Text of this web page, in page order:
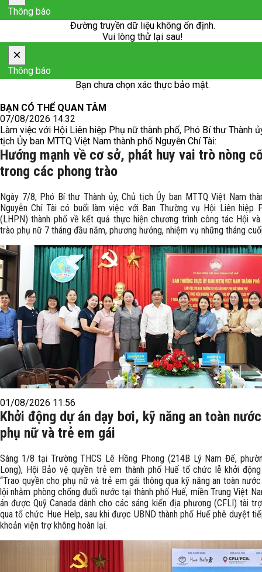
Thông báo
Đường truyền dữ liệu không ổn định.
Vui lòng thử lại sau!
×
Thông báo
Bạn chưa chọn xác thực bảo mật.
BẠN CÓ THỂ QUAN TÂM
07/08/2026 14:32
Làm việc với Hội Liên hiệp Phụ nữ thành phố, Phó Bí thư Thành
tịch Ủy ban MTTQ Việt Nam thành phố Nguyễn Chí Tài:
Hướng mạnh về cơ sở, phát huy vai trò nòng
trong các phong trào
Ngày 7/8, Phó Bí thư Thành ủy, Chủ tịch Ủy ban MTTQ Việt Nam
Nguyễn Chí Tài có buổi làm việc với Ban Thường vụ Hội Liên hiệp
(LHPN) thành phố về kết quả thực hiện chương trình công tác Hội và
trào phụ nữ 7 tháng đầu năm, phương hướng, nhiệm vụ những tháng
01/08/2026 11:56
Khởi động dự án dạy bơi, kỹ năng an toàn
phụ nữ và trẻ em gái
Sáng 1/8 tại Trường THCS Lê Hồng Phong (214B Lý Nam Đế,
Long), Hội Bảo vệ quyền trẻ em thành phố Huế tổ chức lễ khởi
“Trao quyền cho phụ nữ và trẻ em gái thông qua kỹ năng an toàn
lội nhằm phòng chống đuối nước tại thành phố Huế, miền Trung Việt
án được Quỹ Canada dành cho các sáng kiến địa phương (CFLI) tài
qua tổ chức Hue Help, sau khi được UBND thành phố Huế phê duyệt
khoản viện trợ không hoàn lại.